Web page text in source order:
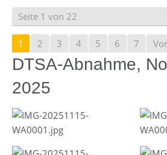
Seite 1 von 22
1 2 3 4 5 6 7
DTSA-Abnahme,
2025